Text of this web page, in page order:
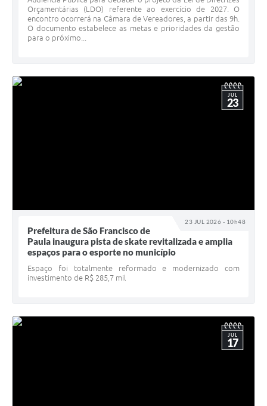
Orçamentárias (LDO) referente ao exercício de 2027. O
encontro ocorrerá na Câmara de Vereadores, a partir das 9h.
O documento estabelece as metas e prioridades da gestão
para o próximo...
23 JUL 2026 - 10h48
JUL
23
Prefeitura de São Francisco de
Paula inaugura pista de skate revitalizada e amplia
espaços para o esporte no município
Espaço foi totalmente reformado e modernizado com
investimento de R$ 285,7 mil
JUL
17